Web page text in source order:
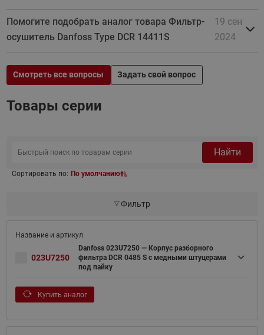
Помогите подобрать аналог товара Фильтр-
осушитель Danfoss Type DCR 14411S
19 сен
2024
Смотреть все вопросы Задать свой вопрос
Товары серии
Найти
Сортировать по: По умолчанию
Фильтр
023U7250
Danfoss 023U7250 — Корпус разборного
фильтра DCR 0485 S с медными штуцерами
под пайку
Купить аналог